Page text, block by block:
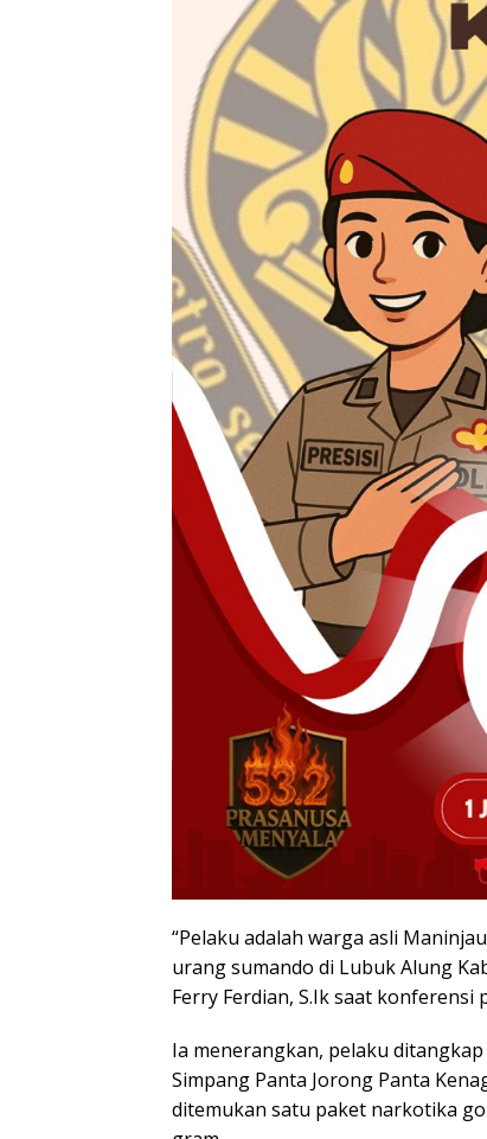
“Pelaku adalah warga asli
urang sumando di Lubuk Alung
Ferry Ferdian, S.Ik saat konferensi
Ia menerangkan, pelaku
Simpang Panta Jorong Panta
ditemukan satu paket narkotika